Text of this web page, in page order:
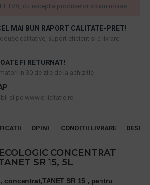
MAI BUN RAPORT CALITATE-PRET!
calitative, suport eficient si o livrare
FI RETURNAT!
in 30 de zile de la achizitie
si pe www.e-licitatie.ro
+ TVA, cu exceptia produselor voluminoase.
OPINII CONDITII LIVRARE
ECOLOGIC CONCENTRAT
SR 15, 5L
SR 15 , pentru